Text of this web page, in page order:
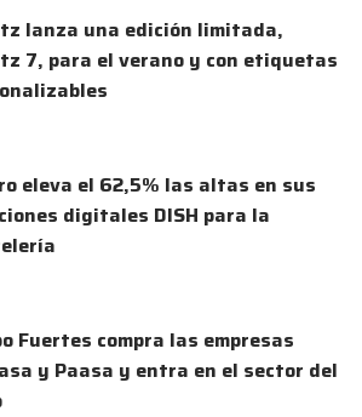
lanza una edición limitada,
7, para el verano y con etiquetas
eleva el 62,5% las altas en sus
digitales DISH para la
Fuertes compra las empresas
y Paasa y entra en el sector del